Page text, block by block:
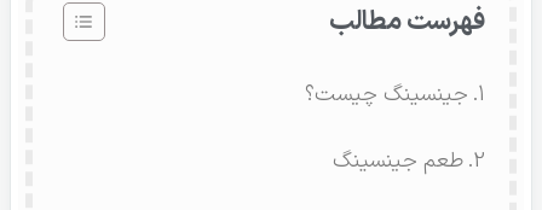
فهرست مطالب
جینسینگ چیست؟
طعم جینسینگ